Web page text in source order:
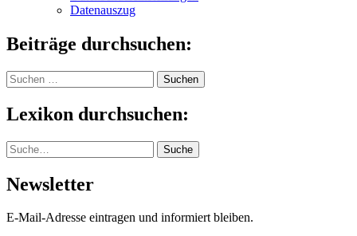
Datenauszug
Beiträge durchsuchen:
Suchen
nach:
Lexikon durchsuchen:
Suche Suche
Newsletter
E-Mail-Adresse eintragen und informiert bleiben.